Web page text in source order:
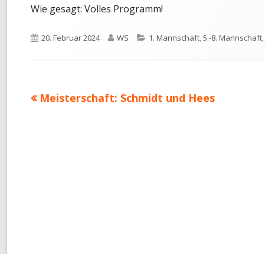
Wie gesagt: Volles Programm!
Veröffentlicht
20. Februar 2024 Autor
WS Kategorien
1. Mannschaft,5.-8. Mannschaft,
Beitragsnavigation
Vorheriger
Meisterschaft: Schmidt und Hees